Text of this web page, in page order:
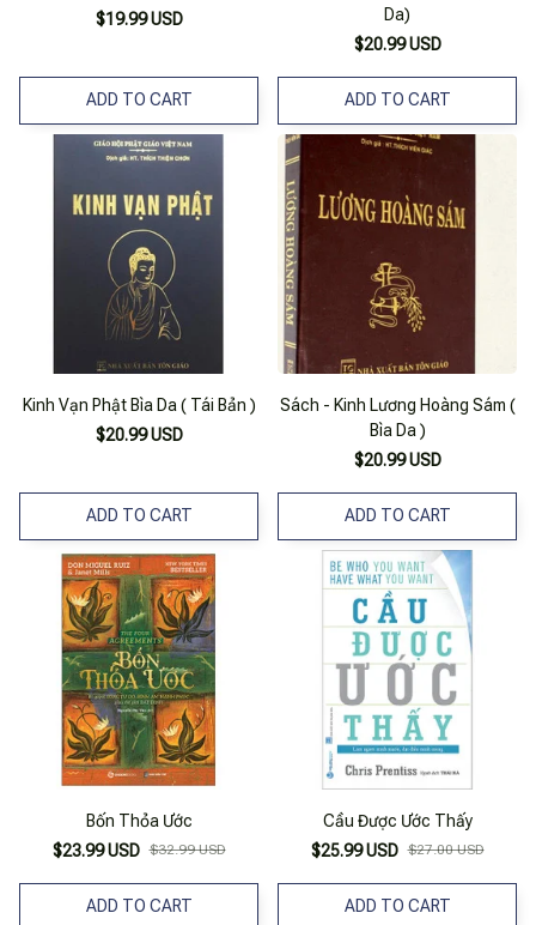
$19.99 USD
ADD TO CART
Da)
$20.99 USD
ADD TO CART
Kinh Vạn Phật Bìa Da ( Tái Bản )
$20.99 USD
ADD TO CART
Sách - Kinh Lương Hoàng Sám (
Bìa Da )
$20.99 USD
ADD TO CART
Bốn Thỏa Ước
$23.99 USD $32.99 USD
ADD TO CART
Cầu Được Ước Thấy
$25.99 USD $27.00 USD
ADD TO CART